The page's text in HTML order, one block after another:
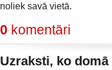
noliek savā vietā.
0 komentāri
Uzraksti, ko domā